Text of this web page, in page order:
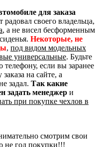
для заказа
своего владельца,
, а не висел бесформенным
Некоторые, не
, под видом модельных
универсальные. Будьте
телефону, если вы заранее
на сайте, а
задал. Так какие
задать менеджер и
при покупке чехлов в
смотрим свои
не год покупки!!!